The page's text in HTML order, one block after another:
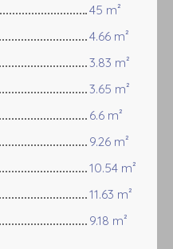
45 m²
4.66 m²
3.83 m²
3.65 m²
6.6 m²
9.26 m²
10.54 m²
11.63 m²
9.18 m²